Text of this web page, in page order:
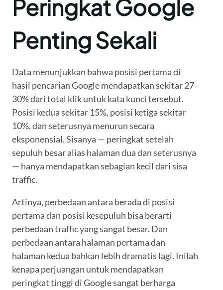
Peringkat Google
Penting Sekali
Data menunjukkan bahwa posisi pertama di
hasil pencarian Google mendapatkan sekitar 27-
30% dari total klik untuk kata kunci tersebut.
Posisi kedua sekitar 15%, posisi ketiga sekitar
10%, dan seterusnya menurun secara
eksponensial. Sisanya — peringkat setelah
sepuluh besar alias halaman dua dan seterusnya
— hanya mendapatkan sebagian kecil dari sisa
traffic.
Artinya, perbedaan antara berada di posisi
pertama dan posisi kesepuluh bisa berarti
perbedaan traffic yang sangat besar. Dan
perbedaan antara halaman pertama dan
halaman kedua bahkan lebih dramatis lagi. Inilah
kenapa perjuangan untuk mendapatkan
peringkat tinggi di Google sangat berharga